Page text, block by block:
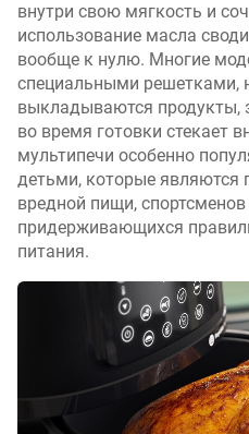
внутри свою мягкость и
использование масла
вообще к нулю. Многие
специальными решетками,
выкладываются продукты,
во время готовки стекает
мультипечи особенно
детьми, которые
вредной пищи,
придерживающихся
питания.